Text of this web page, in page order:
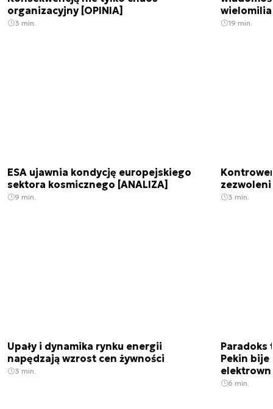
organizacyjny [OPINIA]
3 min. 19 min.
ESA ujawnia kondycję europejskiego
sektora kosmicznego [ANALIZA]
9 min. 3 min.
Upały i dynamika rynku energii
napędzają wzrost cen żywności
3 min.
Paradoks
Pekin bije
6 min.